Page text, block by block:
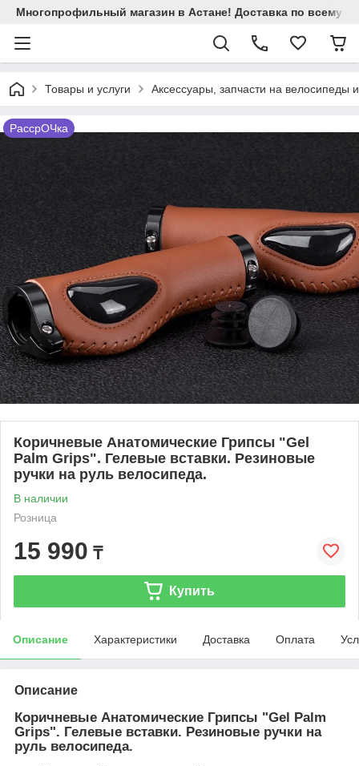
Многопрофильный магазин в Астане! Доставка по всему
Товары и услуги Аксессуары, запчасти на велосипеды
РассрОЧка
Коричневые Анатомические Грипсы "Gel
Palm Grips". Гелевые вставки. Резиновые
ручки на руль велосипеда.
В наличии
Розница
15 990 ₸
Купить
Описание Характеристики Доставка Оплата
Описание
Коричневые Анатомические Грипсы "Gel Palm
Grips". Гелевые вставки. Резиновые ручки на
руль велосипеда.